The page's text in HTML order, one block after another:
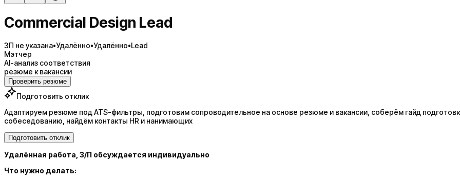
Commercial Design Lead
ЗП не указана•Удалённо•Удалённо•Lead
Мэтчер
AI-анализ соответствия
резюме к вакансии
Проверить резюме
Подготовить отклик
Адаптируем резюме под ATS-фильтры, подготовим сопроводительное на основе резюме и вакансии, соберём гайд
собеседованию, найдём контакты HR и нанимающих
Подготовить отклик
Удалённая работа, З/П обсуждается индивидуально
Что нужно делать: